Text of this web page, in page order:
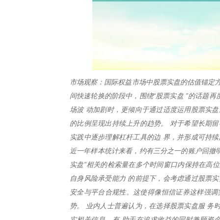
市场观察：国际权益市场中股票实盘的估值锚定
间快速轮换的阶段中，围绕“股票实盘 ”的话题
场波 动加剧时，更倾向于通过适度运用股票实
的比例呈现出持续上升的趋势。 对于希望长期
实践中逐步理解杠杆工具的边 界，并形成可持
近一年样本统计来看，约有三分之一的账户回
实盘”相关的检索量在多个时间窗口内保持在高
自身风险承受能力 的前提下，会考虑通过股票
安全与平台合规性。这使得像恒信证券这样强
势。 业内人士普遍认为，在选择股票实盘服 务